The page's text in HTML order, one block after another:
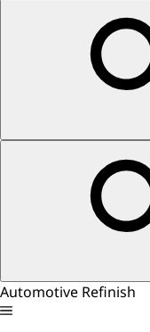
Automotive Refinish